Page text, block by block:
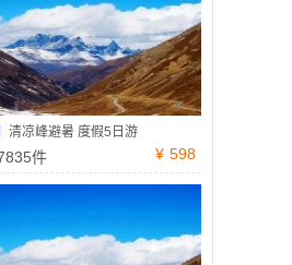
清凉峰避暑 度假5日游
件 ¥ 598